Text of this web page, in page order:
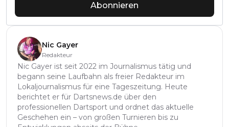
Abonnieren
Nic Gayer
Redakteur
Nic Gayer ist seit 2022 im Journalismus tätig und
begann seine Laufbahn als freier Redakteur im
Lokaljournalismus für eine Tageszeitung. Heute
berichtet er für Dartsnews.de über den
professionellen Dartsport und ordnet das aktuelle
Geschehen ein – von großen Turnieren bis zu